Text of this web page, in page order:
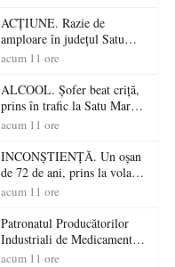
RTP?
ACȚIUNE. Razie de
amploare în județul Satu
Mare! Polițiștii au dat sute
șoferi fără permis într-o
singură zi
acum 11 ore
ALCOOL. Șofer beat criță,
prins în trafic la Satu Mare!
Alcoolemie uriașă
acum 11 ore
INCONȘTIENȚĂ. Un oșan
de 72 de ani, prins la volan
fără permis! Polițiștii l-au
acum 11 ore
Patronatul Producătorilor
Industriali de Medicamente
din România (PRIMER):
acum 11 ore